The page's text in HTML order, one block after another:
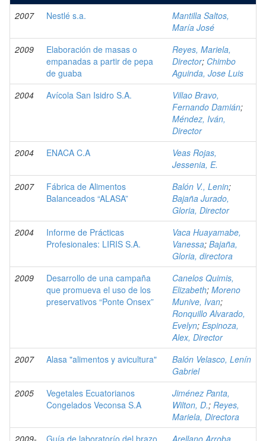
2007 Nestlé s.a.
Mantilla Saltos,
María José
2009
Elaboración de masas o
empanadas a partir de pepa
de guaba
Reyes, Mariela,
Director; Chimbo
Aguinda, Jose Luis
2004
Avícola San Isidro S.A.
Villao Bravo,
Fernando Damián;
Méndez, Iván,
Director
2004
ENACA C.A
Veas Rojas,
Jessenia, E.
2007
Fábrica de Alimentos
Balanceados “ALASA”
Balón V., Lenin;
Bajaña Jurado,
Gloria, Director
2004
Informe de Prácticas
Profesionales: LIRIS S.A.
Vaca Huayamabe,
Vanessa; Bajaña,
Gloria, directora
2009
Desarrollo de una campaña
que promueva el uso de los
preservativos “Ponte Onsex”
Canelos Quimis,
Elizabeth; Moreno
Munive, Ivan;
Ronquillo Alvarado,
Evelyn; Espinoza,
Alex, Director
2007
Alasa "alimentos y avicultura"
Balón Velasco, Lenín
Gabriel
2005
Vegetales Ecuatorianos
Congelados Veconsa S.A
Jiménez Panta,
Wilton, D.; Reyes,
Mariela, Directora
2009-
Guía de laboratorío del brazo Arellano Arroba,